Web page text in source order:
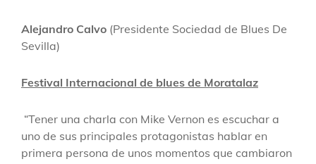
Alejandro Calvo (Presidente Sociedad de Blues De
Sevilla)
Festival Internacional de blues de Moratalaz
“Tener una charla con Mike Vernon es escuchar a
uno de sus principales protagonistas hablar en
primera persona de unos momentos que cambiaron